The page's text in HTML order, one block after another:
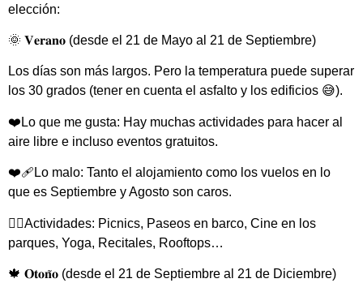
elección:
🌞 𝐕𝐞𝐫𝐚𝐧𝐨 (desde el 21 de Mayo al 21 de Septiembre)
Los días son más largos. Pero la temperatura puede superar
los 30 grados (tener en cuenta el asfalto y los edificios 😅).
❤️Lo que me gusta: Hay muchas actividades para hacer al
aire libre e incluso eventos gratuitos.
❤️‍🩹Lo malo: Tanto el alojamiento como los vuelos en lo
que es Septiembre y Agosto son caros.
👉🏽Actividades: Picnics, Paseos en barco, Cine en los
parques, Yoga, Recitales, Rooftops…
🍁 𝐎𝐭𝐨𝐧̃𝐨 (desde el 21 de Septiembre al 21 de Diciembre)